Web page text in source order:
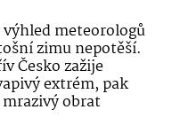
meteorologů
zimu nepotěší.
Česko zažije
extrém, pak
obrat